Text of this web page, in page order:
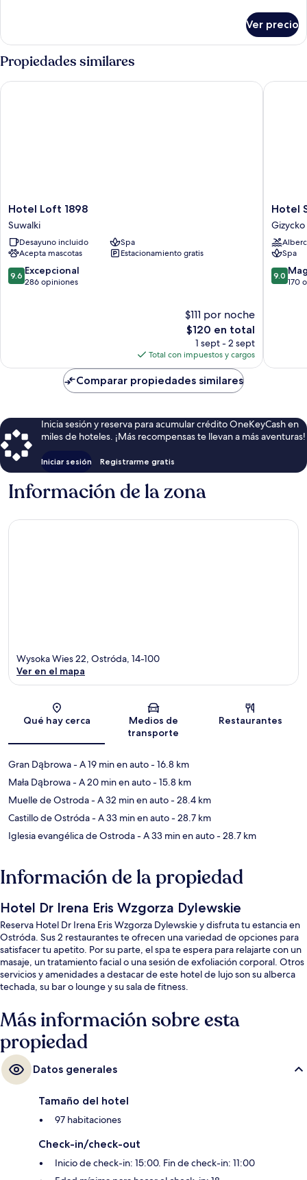
junior
Ver precio
Propiedades similares
Hotel
Loft
1898
Suwalki
Hotel Loft 1898
Suwalki
Desayuno incluido
Spa
Acepta mascotas
Estacionamiento gratis
9.6
de
9.6 Excepcional
286 opiniones
$111 por noche
El
precio
actual
es
de
$120
$120 en total
1 sept - 2 sept
Total con impuestos y cargos
Hotel Loft 1898
Hotel
St.
Bruno
Gizycko
Hotel
Gizycko
Spa
9.0
de
9.0
170
Hotel
Comparar propiedades similares
Inicia sesión y reserva para acumular crédito OneKeyCash en
miles de hoteles. ¡Más recompensas te llevan a más aventuras!
Iniciar sesión Registrarme gratis
Información de la zona
Sección del mapa
Wysoka Wies 22, Ostróda, 14-100
Ver en el mapa
Qué hay cerca
Medios de
transporte
Restaurantes
Gran Dąbrowa- A 19 min en auto- 16.8 km
Mała Dąbrowa- A 20 min en auto- 15.8 km
Muelle de Ostroda- A 32 min en auto- 28.4 km
Castillo de Ostróda- A 33 min en auto- 28.7 km
Iglesia evangélica de Ostroda- A 33 min en auto- 28.7 km
Información de la propiedad
Hotel Dr Irena Eris Wzgorza Dylewskie
Reserva Hotel Dr Irena Eris Wzgorza Dylewskie y disfruta tu estancia en
Ostróda. Sus 2 restaurantes te ofrecen una variedad de opciones para
satisfacer tu apetito. Por su parte, el spa te espera para relajarte con un
masaje, un tratamiento facial o una sesión de exfoliación corporal. Otros
servicios y amenidades a destacar de este hotel de lujo son su alberca
techada, su bar o lounge y su sala de fitness.
Más información sobre esta
propiedad
Datos generales
Tamaño del hotel
97 habitaciones
Check-in/check-out
Inicio de check-in: 15:00. Fin de check-in: 11:00